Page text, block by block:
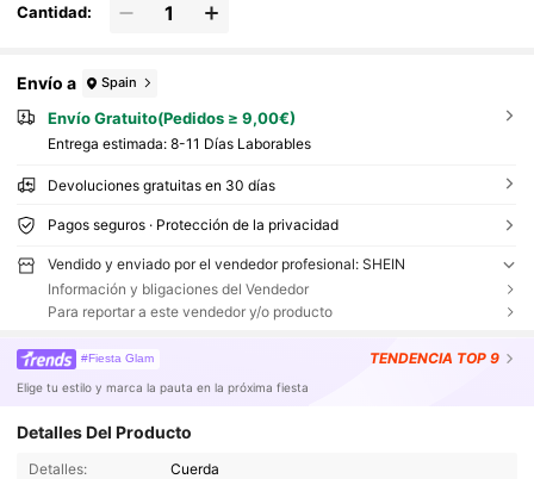
Cantidad:
Envío a Spain
Envío Gratuito(Pedidos ≥ 9,00€)
Entrega estimada: 8-11 Días Laborables
Devoluciones gratuitas en 30 días
Pagos seguros · Protección de la privacidad
Vendido y enviado por el vendedor profesional: SHEIN
Información y bligaciones del Vendedor
Para reportar a este vendedor y/o producto
#Fiesta Glam TENDENCIA TOP 9
Elige tu estilo y marca la pauta en la próxima fiesta
Detalles Del Producto
Detalles: Cuerda